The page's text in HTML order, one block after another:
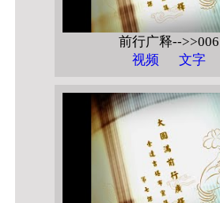
前行广释-->>006
视频
文字